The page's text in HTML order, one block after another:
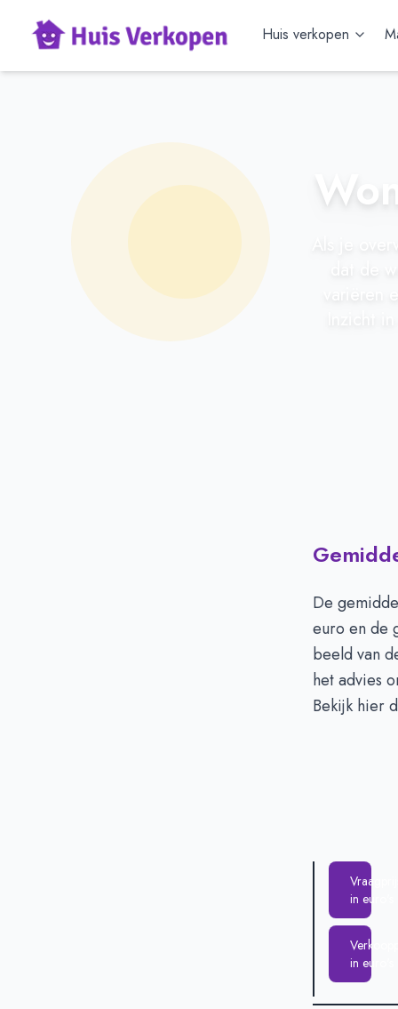
Huis verkopen
De
euro en de
beeld van
het advies
Bekijk hier
Vraagprijs
in euro's
in euro's